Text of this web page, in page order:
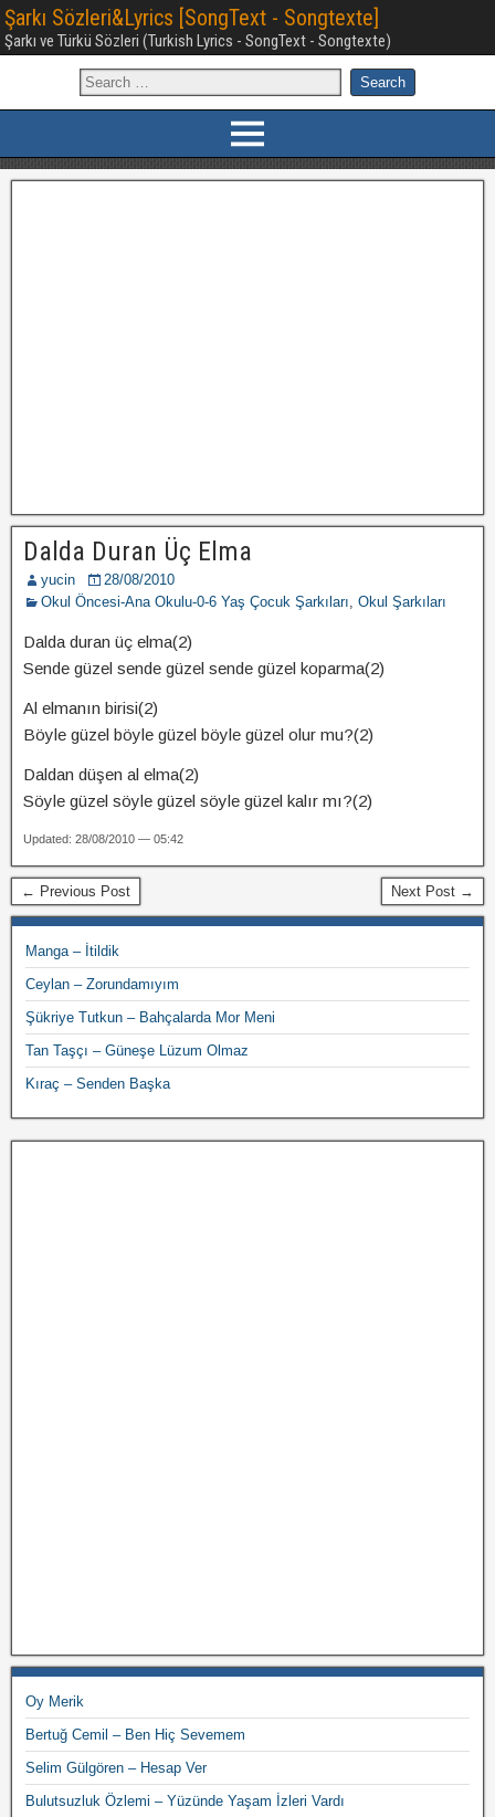
Şarkı Sözleri&Lyrics [SongText - Songtexte]
Şarkı ve Türkü Sözleri (Turkish Lyrics - SongText - Songtexte)
Dalda Duran Üç Elma
yucin
28/08/2010
Okul Öncesi-Ana Okulu-0-6 Yaş Çocuk Şarkıları, Okul Şarkıları
Dalda duran üç elma(2)
Sende güzel sende güzel sende güzel koparma(2)
Al elmanın birisi(2)
Böyle güzel böyle güzel böyle güzel olur mu?(2)
Daldan düşen al elma(2)
Söyle güzel söyle güzel söyle güzel kalır mı?(2)
Updated: 28/08/2010 — 05:42
← Previous Post Next Post →
Manga – İtildik
Ceylan – Zorundamıyım
Şükriye Tutkun – Bahçalarda Mor Meni
Tan Taşçı – Güneşe Lüzum Olmaz
Kıraç – Senden Başka
Oy Merik
Bertuğ Cemil – Ben Hiç Sevemem
Selim Gülgören – Hesap Ver
Bulutsuzluk Özlemi – Yüzünde Yaşam İzleri Vardı